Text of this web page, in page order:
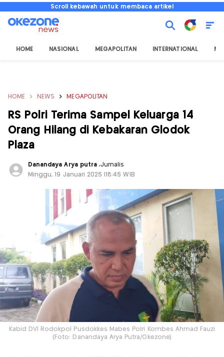
Scroll kebawah untuk membaca artikel
HOME NASIONAL MEGAPOLITAN INTERNATIONAL
HOME NEWS MEGAPOLITAN
RS Polri Terima Sampel Keluarga 14
Orang Hilang di Kebakaran Glodok
Plaza
Danandaya Arya putra,Jurnalis
Minggu, 19 Januari 2025 |18:45 WIB
Kabid DVI Rodokpol Pusdokkes Mabes Polri Kombes Ahmad Fauzi
(Foto: Danandaya Arya Putra/Okezone)